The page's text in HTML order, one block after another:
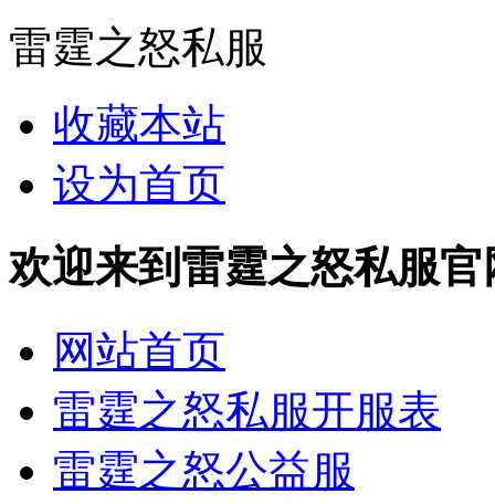
雷霆之怒私服
收藏本站
设为首页
欢迎来到雷霆之怒私服
网站首页
雷霆之怒私服开服表
雷霆之怒公益服